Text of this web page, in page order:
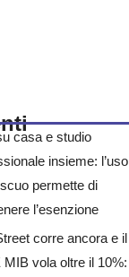
casa e studio
insieme: l’uso
permette di
l’esenzione
corre ancora e il
MIB vola oltre il 10%: